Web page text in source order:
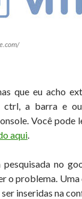
que eu acho
ctrl, a barra e
Você pode
aqui.
pesquisada no
o problema.
inseridas na